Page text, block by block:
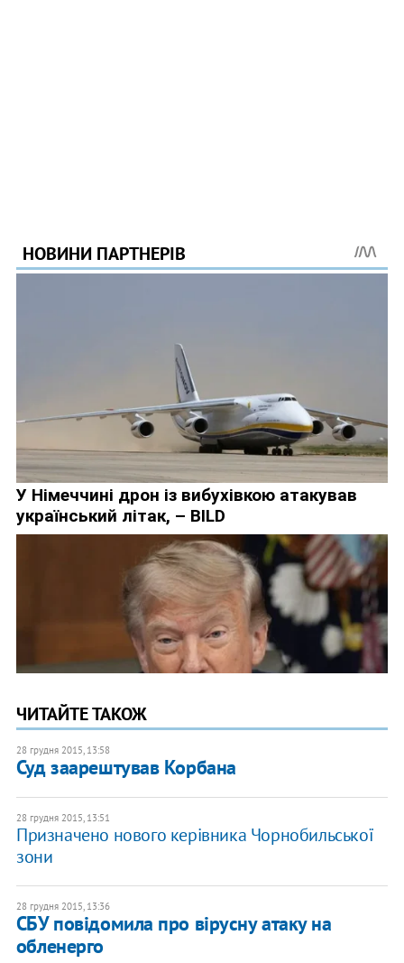
ЧИТАЙТЕ ТАКОЖ
28 грудня 2015, 13:58
Суд заарештував Корбана
28 грудня 2015, 13:51
Призначено нового керівника Чорнобильської
зони
28 грудня 2015, 13:36
СБУ повідомила про вірусну атаку на
обленерго